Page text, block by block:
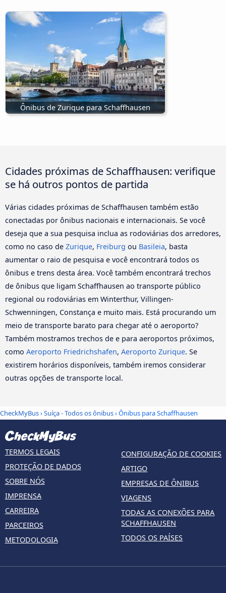
Ônibus de Zurique para Schaffhausen
Cidades próximas de Schaffhausen: verifique
se há outros pontos de partida
Várias cidades próximas de Schaffhausen também estão
conectadas por ônibus nacionais e internacionais. Se você
deseja que a sua pesquisa inclua as rodoviárias dos arredores,
como no caso de Zurique, Freiburg ou Basileia, basta
aumentar o raio de pesquisa e você encontrará todos os
ônibus e trens desta área. Você também encontrará trechos
de ônibus que ligam Schaffhausen ao transporte público
regional ou rodoviárias em Winterthur, Villingen-
Schwenningen, Constança e muito mais. Está procurando um
meio de transporte barato para chegar até o aeroporto?
Também mostramos trechos de e para aeroportos próximos,
como Aeroporto Friedrichshafen, Aeroporto Zurique. Se
existirem horários disponíveis, também iremos considerar
outras opções de transporte local.
CheckMyBus›Suíça - Todos os ônibus› Ônibus para Schaffhausen
TERMOS LEGAIS
PROTEÇÃO DE DADOS
SOBRE NÓS
IMPRENSA
CARREIRA
PARCEIROS
METODOLOGIA
CONFIGURAÇÃO DE COOKIES
ARTIGO
EMPRESAS DE ÔNIBUS
VIAGENS
TODAS AS CONEXÕES PARA
SCHAFFHAUSEN
TODOS OS PAÍSES